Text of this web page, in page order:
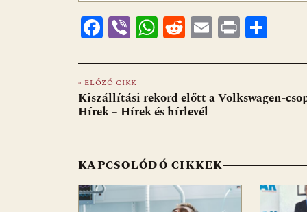
F
e
b
o
k
Vi
er
W
at
s
A
p
R
d
di
t
E
ai
l
Pr
t za
m
« ELŐZŐ CIKK
Kiszállítási rekord előtt a Volkswagen-
Hírek – Hírek és hírlevél
KAPCSOLÓDÓ CIKKEK